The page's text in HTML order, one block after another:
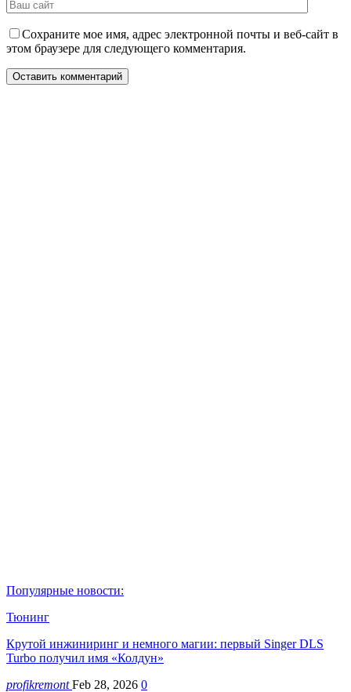
Сохраните мое имя, адрес электронной почты и веб-сайт в
этом браузере для следующего комментария.
Популярные новости:
Тюнинг
Крутой инжиниринг и немного магии: первый Singer DLS
Turbo получил имя «Колдун»
profikremontFeb 28, 2026 0